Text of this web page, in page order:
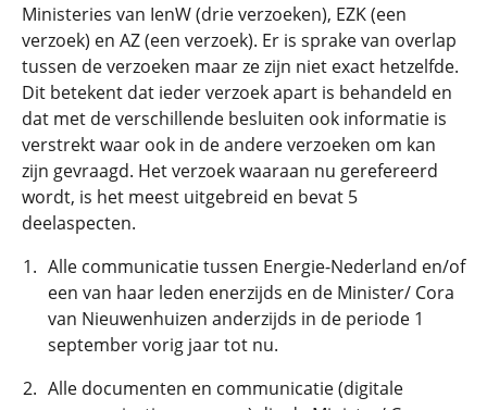
Ministeries van IenW (drie verzoeken), EZK (een
verzoek) en AZ (een verzoek). Er is sprake van overlap
tussen de verzoeken maar ze zijn niet exact hetzelfde.
Dit betekent dat ieder verzoek apart is behandeld en
dat met de verschillende besluiten ook informatie is
verstrekt waar ook in de andere verzoeken om kan
zijn gevraagd. Het verzoek waaraan nu gerefereerd
wordt, is het meest uitgebreid en bevat 5
deelaspecten.
Alle communicatie tussen Energie-Nederland en/of
een van haar leden enerzijds en de Minister/ Cora
van Nieuwenhuizen anderzijds in de periode 1
september vorig jaar tot nu.
Alle documenten en communicatie (digitale